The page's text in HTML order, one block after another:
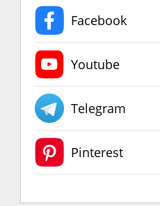
Facebook
Youtube
Telegram
Pinterest